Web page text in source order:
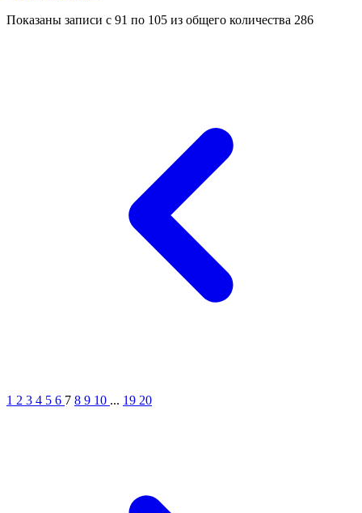
Показаны записи с 91 по 105 из общего количества 286
1 2 3 4 5 6 7 8 9 10 ... 19 20